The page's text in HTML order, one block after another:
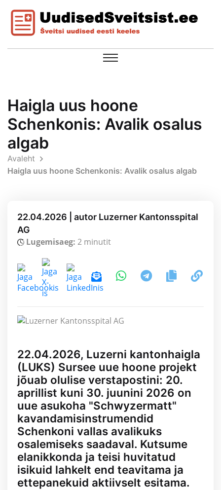
Haigla uus hoone
Schenkonis: Avalik osalus
algab
Avaleht
Haigla uus hoone Schenkonis: Avalik osalus algab
22.04.2026 | autor Luzerner Kantonsspital
AG
Lugemisaeg: 2 minutit
22.04.2026, Luzerni kantonhaigla
(LUKS) Sursee uue hoone projekt
jõuab olulise verstapostini: 20.
aprillist kuni 30. juunini 2026 on
uue asukoha "Schwyzermatt"
kavandamisinstrumendid
Schenkoni vallas avalikuks
osalemiseks saadaval. Kutsume
elanikkonda ja teisi huvitatud
isikuid lahkelt end teavitama ja
ettepanekuid aktiivselt esitama.